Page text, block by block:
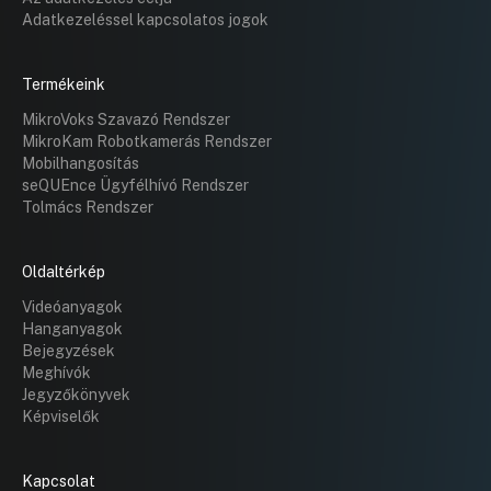
Adatkezeléssel kapcsolatos jogok
Termékeink
MikroVoks Szavazó Rendszer
MikroKam Robotkamerás Rendszer
Mobilhangosítás
seQUEnce Ügyfélhívó Rendszer
Tolmács Rendszer
Oldaltérkép
Videóanyagok
Hanganyagok
Bejegyzések
Meghívók
Jegyzőkönyvek
Képviselők
Kapcsolat